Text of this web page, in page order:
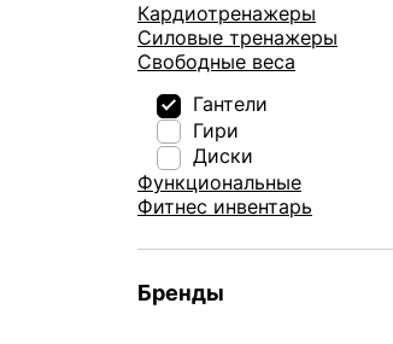
Кардиотренажеры
Силовые тренажеры
Свободные веса
Гантели
Гири
Диски
Функциональные
Фитнес инвентарь
Бренды